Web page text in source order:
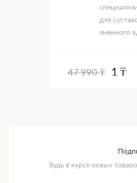
для
змеиного
47 990 ₸ 1 ₸
Будь в курсе новых